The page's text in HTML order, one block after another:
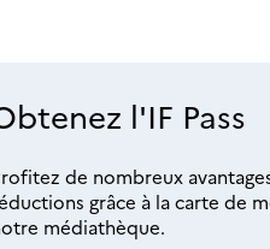
l'IF Pass
de nombreux
grâce à la carte de
médiathèque.